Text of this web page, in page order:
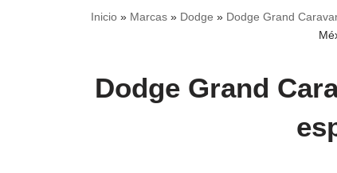
Inicio » Marcas » Dodge » Dodge Grand
Dodge Grand